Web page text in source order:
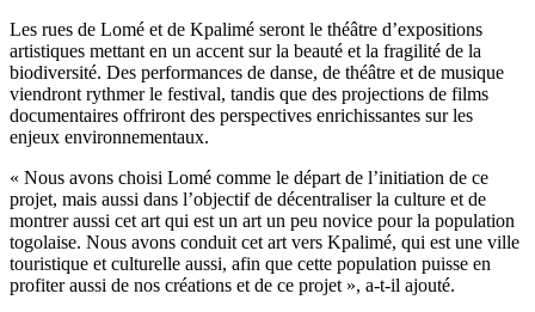
Les rues de Lomé et de Kpalimé seront le théâtre d’expositions
artistiques mettant en un accent sur la beauté et la fragilité de la
biodiversité. Des performances de danse, de théâtre et de musique
viendront rythmer le festival, tandis que des projections de films
documentaires offriront des perspectives enrichissantes sur les
enjeux environnementaux.
« Nous avons choisi Lomé comme le départ de l’initiation de ce
projet, mais aussi dans l’objectif de décentraliser la culture et de
montrer aussi cet art qui est un art un peu novice pour la population
togolaise. Nous avons conduit cet art vers Kpalimé, qui est une ville
touristique et culturelle aussi, afin que cette population puisse en
profiter aussi de nos créations et de ce projet », a-t-il ajouté.